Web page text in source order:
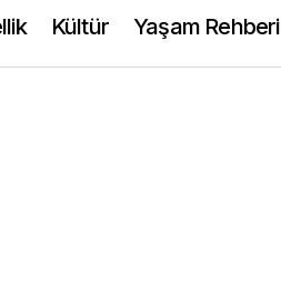
Kültür Yaşam Rehberi